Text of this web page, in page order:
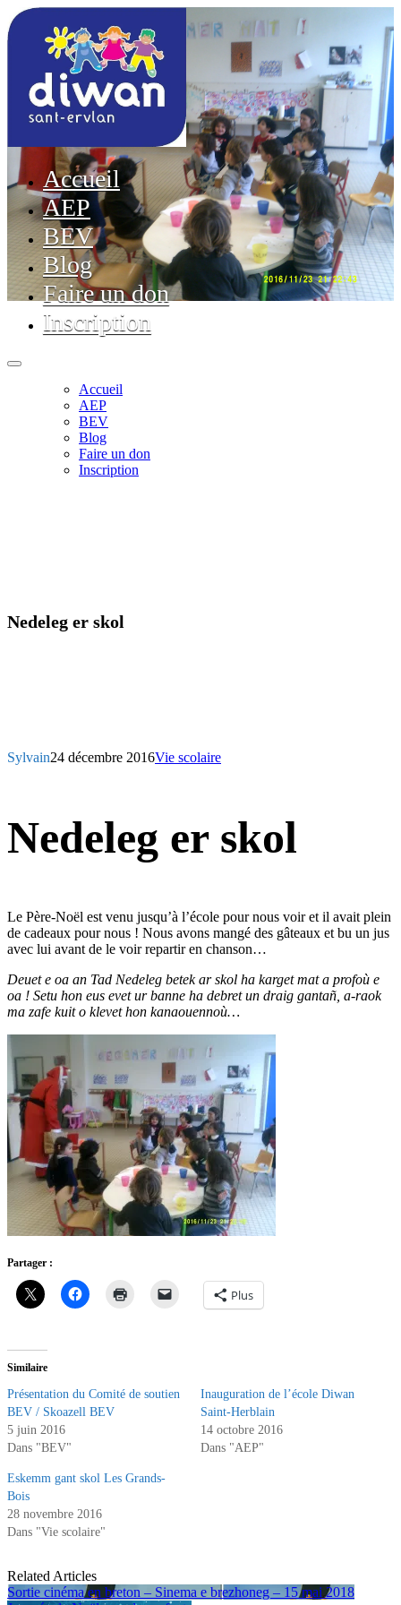
Accueil
AEP
BEV
Blog
Faire un don
Inscription
Accueil
AEP
BEV
Blog
Faire un don
Inscription
Nedeleg er skol
Sylvain24 décembre 2016Vie scolaire
Nedeleg er skol
Le Père-Noël est venu jusqu’à l’école pour nous voir et il avait plein
de cadeaux pour nous ! Nous avons mangé des gâteaux et bu un jus
avec lui avant de le voir repartir en chanson…
Deuet e oa an Tad Nedeleg betek ar skol ha karget mat a profoù e
oa ! Setu hon eus evet ur banne ha debret un draig gantañ, a-raok
ma zafe kuit o klevet hon kanaouennoù…
Partager :
Plus
Similaire
Présentation du Comité de soutien
BEV / Skoazell BEV
5 juin 2016
Dans "BEV"
Inauguration de l’école Diwan
Saint-Herblain
14 octobre 2016
Dans "AEP"
Eskemm gant skol Les Grands-
Bois
28 novembre 2016
Dans "Vie scolaire"
Related Articles
Sortie cinéma en breton – Sinema e brezhoneg – 15 mai 2018